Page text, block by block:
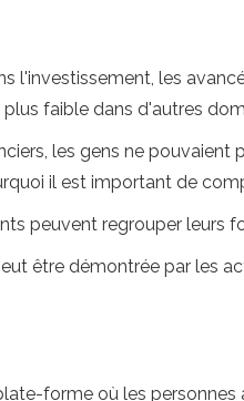
l'investissement, les
faible dans d'autres
les gens ne
il est important de
peuvent regrouper
être démontrée par les
forme où les